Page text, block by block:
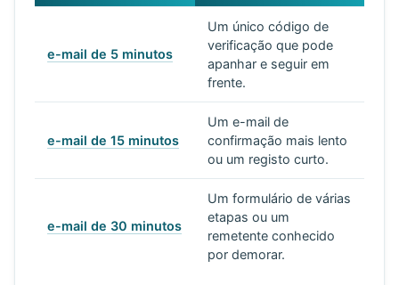
e-mail de 5 minutos
Um único código de
verificação que pode
apanhar e seguir em
frente.
e-mail de 15 minutos
Um e-mail de
confirmação mais lento
ou um registo curto.
e-mail de 30 minutos
Um formulário de várias
etapas ou um
remetente conhecido
por demorar.